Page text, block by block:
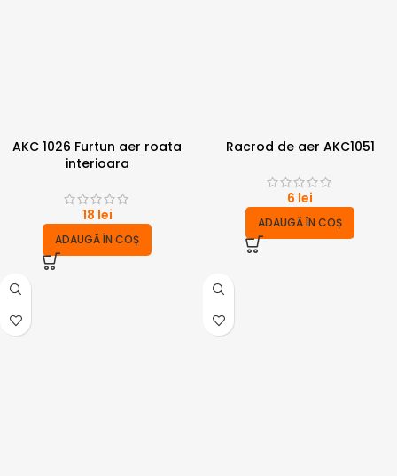
AKC 1026 Furtun aer roata
interioara
18 lei
ADAUGĂ ÎN COȘ
Racrod de aer AKC1051
6 lei
ADAUGĂ ÎN COȘ